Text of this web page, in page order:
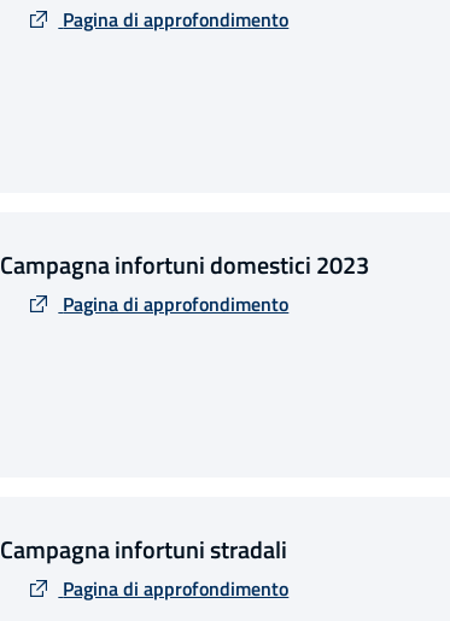
Pagina di approfondimento
Campagna infortuni domestici 2023
Pagina di approfondimento
Campagna infortuni stradali
Pagina di approfondimento